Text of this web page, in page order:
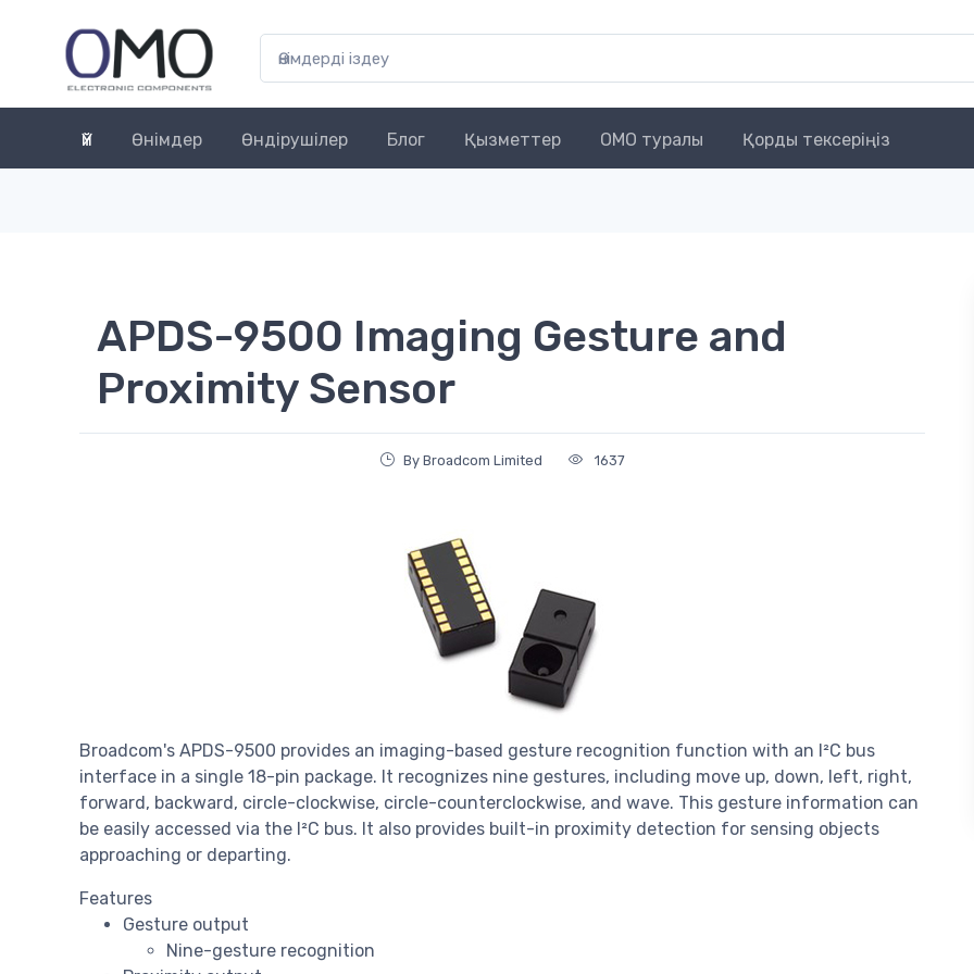
Үй Өнімдер Өндірушілер Блог Қызметтер OMO туралы Қорды тексеріңіз
APDS-9500 Imaging Gesture and
Proximity Sensor
By Broadcom Limited 1637
Broadcom's APDS-9500 provides an imaging-based gesture recognition function with an I²C bus
interface in a single 18-pin package. It recognizes nine gestures, including move up, down, left, right,
forward, backward, circle-clockwise, circle-counterclockwise, and wave. This gesture information can
be easily accessed via the I²C bus. It also provides built-in proximity detection for sensing objects
approaching or departing.
Features
Gesture output
Nine-gesture recognition